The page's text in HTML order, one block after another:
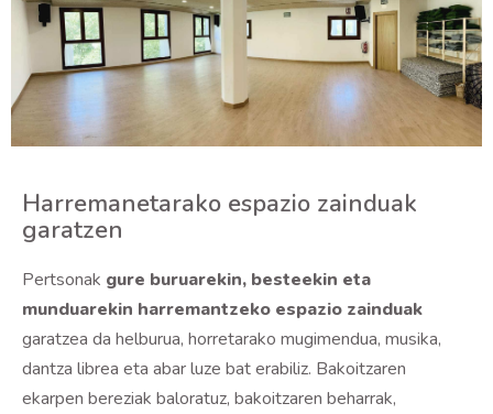
Harremanetarako espazio zainduak
garatzen
Pertsonak gure buruarekin, besteekin eta
munduarekin harremantzeko espazio zainduak
garatzea da helburua, horretarako mugimendua, musika,
dantza librea eta abar luze bat erabiliz. Bakoitzaren
ekarpen bereziak baloratuz, bakoitzaren beharrak,